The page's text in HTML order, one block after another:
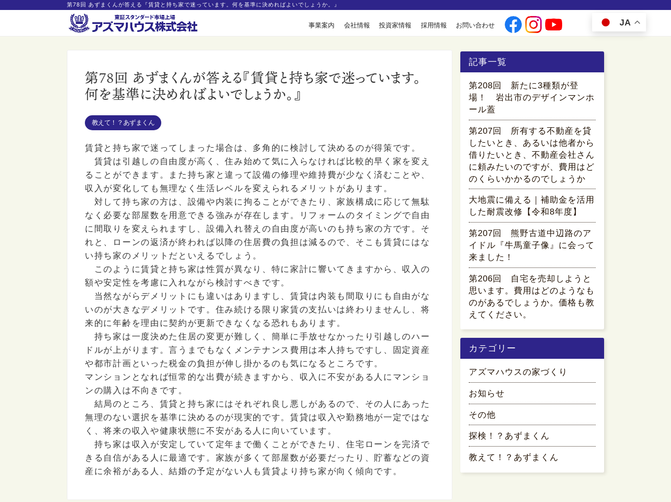
第78回 あずまくんが答える『賃貸と持ち家で迷っています。何を基準に決めればよいでしょうか。』
事業案内 会社情報 投資家情報 採用情報 お問い合わせ JA
第78回 あずまくんが答える『賃貸と持ち家で迷っています。
何を基準に決めればよいでしょうか。』
教えて！？あずまくん
賃貸と持ち家で迷ってしまった場合は、多角的に検討して決めるのが得策です。
賃貸は引越しの自由度が高く、住み始めて気に入らなければ比較的早く家を変え
ることができます。また持ち家と違って設備の修理や維持費が少なく済むことや、
収入が変化しても無理なく生活レベルを変えられるメリットがあります。
対して持ち家の方は、設備や内装に拘ることができたり、家族構成に応じて無駄
なく必要な部屋数を用意できる強みが存在します。リフォームのタイミングで自由
に間取りを変えられますし、設備入れ替えの自由度が高いのも持ち家の方です。そ
れと、ローンの返済が終われば以降の住居費の負担は減るので、そこも賃貸にはな
い持ち家のメリットだといえるでしょう。
このように賃貸と持ち家は性質が異なり、特に家計に響いてきますから、収入の
額や安定性を考慮に入れながら検討すべきです。
当然ながらデメリットにも違いはありますし、賃貸は内装も間取りにも自由がな
いのが大きなデメリットです。住み続ける限り家賃の支払いは終わりませんし、将
来的に年齢を理由に契約が更新できなくなる恐れもあります。
持ち家は一度決めた住居の変更が難しく、簡単に手放せなかったり引越しのハー
ドルが上がります。言うまでもなくメンテナンス費用は本人持ちですし、固定資産
や都市計画といった税金の負担が伸し掛かるのも気になるところです。
マンションとなれば恒常的な出費が続きますから、収入に不安がある人にマンショ
ンの購入は不向きです。
結局のところ、賃貸と持ち家にはそれぞれ良し悪しがあるので、その人にあった
無理のない選択を基準に決めるのが現実的です。賃貸は収入や勤務地が一定ではな
く、将来の収入や健康状態に不安がある人に向いています。
持ち家は収入が安定していて定年まで働くことができたり、住宅ローンを完済で
きる自信がある人に最適です。家族が多くて部屋数が必要だったり、貯蓄などの資
産に余裕がある人、結婚の予定がない人も賃貸より持ち家が向く傾向です。
記事一覧
第208回 新たに3種類が登
場！ 岩出市のデザインマンホ
ール蓋
第207回 所有する不動産を貸
したいとき、あるいは他者から
借りたいとき、不動産会社さん
に頼みたいのですが、費用はど
のくらいかかるのでしょうか
大地震に備える｜補助金を活用
した耐震改修【令和8年度】
第207回 熊野古道中辺路のア
イドル『牛馬童子像』に会って
来ました！
第206回 自宅を売却しようと
思います。費用はどのようなも
のがあるでしょうか。価格も教
えてください。
カテゴリー
アズマハウスの家づくり
お知らせ
その他
探検！？あずまくん
教えて！？あずまくん